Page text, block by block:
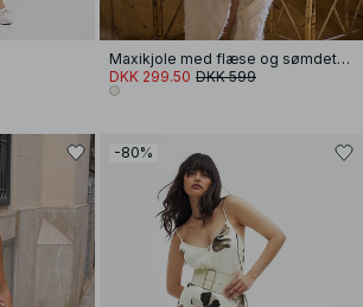
Maxikjole med flæse og sømdetalje
DKK 299.50 DKK 599
-80%